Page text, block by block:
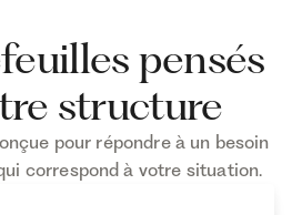
pensés
structure
pour répondre à un besoin
correspond à votre situation.